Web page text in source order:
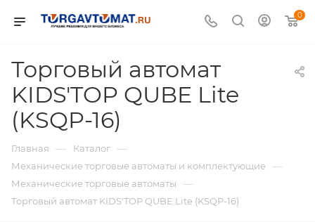
0
Торговый автомат
KIDS'TOP QUBE Lite
(KSQP-16)
Главная — Каталог —
Механические торговые автоматы и комплектующие —
Механические торговые автоматы —
Торговый автомат KIDS'TOP QUBE Lite (KSQP-16)